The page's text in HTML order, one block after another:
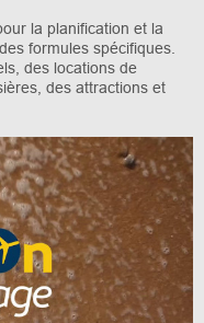
la planification et la
formules spécifiques.
des locations de
des attractions et